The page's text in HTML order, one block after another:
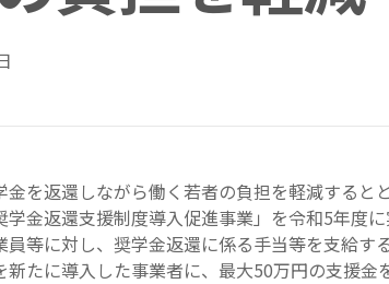
金を返還しながら働く若者の負担を軽減する
学金返還支援制度導入促進事業」を令和5年度
員等に対し、奨学金返還に係る手当等を支給
たに導入した事業者に、最大50万円の支援金